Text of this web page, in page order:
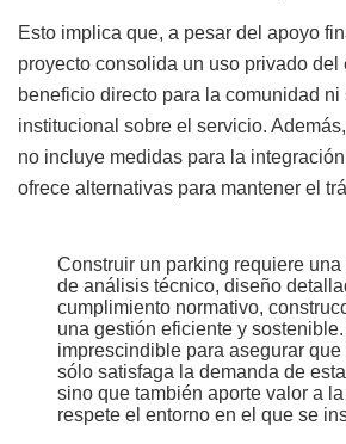
Esto implica que, a pesar del apoyo
proyecto consolida un uso privado del
beneficio directo para la comunidad ni
institucional sobre el servicio.
no incluye medidas para la
ofrece alternativas para mantener el
Construir un parking requiere
de análisis técnico, diseño
cumplimiento normativo,
una gestión eficiente y
imprescindible para asegurar
sólo satisfaga la demanda de
sino que también aporte valor a
respete el entorno en el que se